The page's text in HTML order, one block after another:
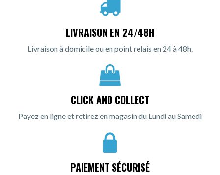
LIVRAISON EN 24/48H
Livraison à domicile ou en point relais en 24 à 48h.
CLICK AND COLLECT
Payez en ligne et retirez en magasin du Lundi au Samedi
PAIEMENT SÉCURISÉ